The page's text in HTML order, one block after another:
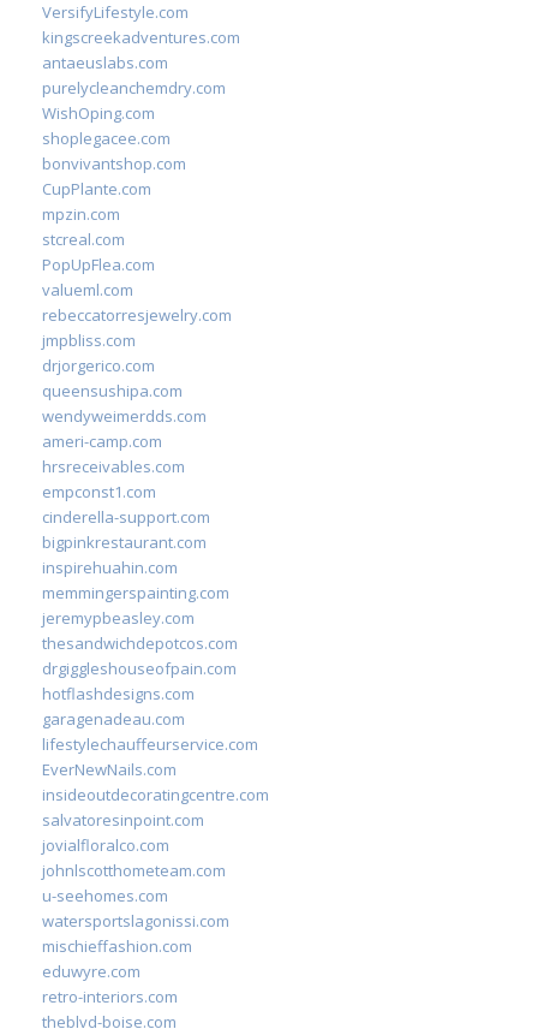
VersifyLifestyle.com
kingscreekadventures.com
antaeuslabs.com
purelycleanchemdry.com
WishOping.com
shoplegacee.com
bonvivantshop.com
CupPlante.com
mpzin.com
stcreal.com
PopUpFlea.com
valueml.com
rebeccatorresjewelry.com
jmpbliss.com
drjorgerico.com
queensushipa.com
wendyweimerdds.com
ameri-camp.com
hrsreceivables.com
empconst1.com
cinderella-support.com
bigpinkrestaurant.com
inspirehuahin.com
memmingerspainting.com
jeremypbeasley.com
thesandwichdepotcos.com
drgiggleshouseofpain.com
hotflashdesigns.com
garagenadeau.com
lifestylechauffeurservice.com
EverNewNails.com
insideoutdecoratingcentre.com
salvatoresinpoint.com
jovialfloralco.com
johnlscotthometeam.com
u-seehomes.com
watersportslagonissi.com
mischieffashion.com
eduwyre.com
retro-interiors.com
theblvd-boise.com